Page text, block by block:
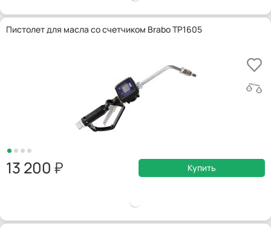
Пистолет для масла со счетчиком Brabo TP1605
13 200 Купить